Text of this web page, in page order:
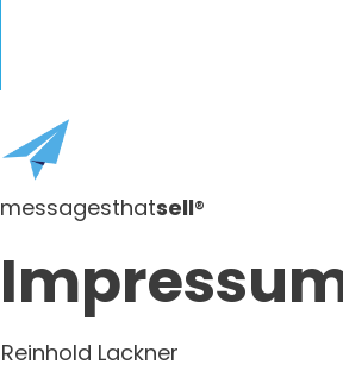
messagesthatsell®
Reinhold Lackner